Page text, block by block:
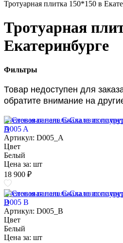
Тротуарная плитка 150*150 в
Тротуарная
Екатеринбурге
Фильтры
Товар недоступен для
обратите внимание на
Стеновая панель Скала из
A
Артикул: D005_A
Цвет
Белый
Цена за: шт
18 900 ₽
Стеновая панель Скала из
B
Артикул: D005_B
Цвет
Белый
Цена за: шт